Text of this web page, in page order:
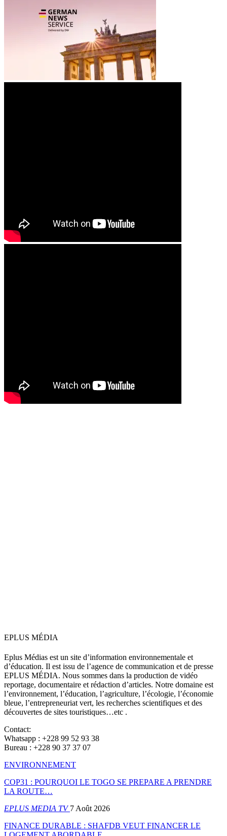
EPLUS MÉDIA
Eplus Médias est un site d’information environnementale et
d’éducation. Il est issu de l’agence de communication et de presse
EPLUS MÉDIA. Nous sommes dans la production de vidéo
reportage, documentaire et rédaction d’articles. Notre domaine est
l’environnement, l’éducation, l’agriculture, l’écologie, l’économie
bleue, l’entrepreneuriat vert, les recherches scientifiques et des
découvertes de sites touristiques…etc .
Contact:
Whatsapp : +228 99 52 93 38
Bureau : +228 90 37 37 07
ENVIRONNEMENT
COP31 : POURQUOI LE TOGO SE PREPARE A PRENDRE
LA ROUTE…
EPLUS MEDIA TV7 Août 2026
FINANCE DURABLE : SHAFDB VEUT FINANCER LE